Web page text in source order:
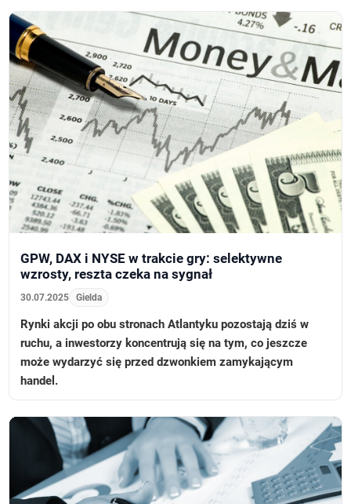
GPW, DAX i NYSE w trakcie gry: selektywne
wzrosty, reszta czeka na sygnał
30.07.2025 Gielda
Rynki akcji po obu stronach Atlantyku pozostają dziś w
ruchu, a inwestorzy koncentrują się na tym, co jeszcze
może wydarzyć się przed dzwonkiem zamykającym
handel.